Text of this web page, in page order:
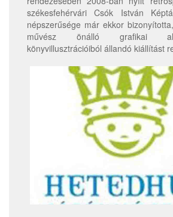
székesfehérvári Csók István
népszerűsége már ekkor
művész önálló grafikai
könyvillusztrációiból állandó kiállítást